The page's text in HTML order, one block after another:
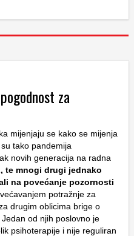
za
mijenjaju se kako se mijenja
tako pandemija
novih generacija na radna
te mnogi drugi jednako
na povećanje pozornosti
potražnje za
drugim oblicima brige o
od njih poslovno je
psihoterapije i nije reguliran